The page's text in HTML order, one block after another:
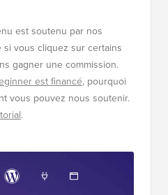
est soutenu par nos
vous cliquez sur certains
gagner une commission.
est financé, pourquoi
vous pouvez nous soutenir.
.